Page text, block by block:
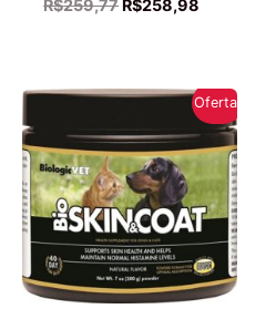
R$259,77 R$258,98
Oferta!